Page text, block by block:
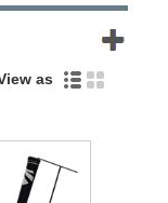
as